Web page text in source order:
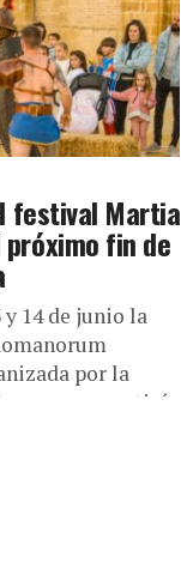
festival Martia
fin de
y 14 de junio la
por la
que convertirá